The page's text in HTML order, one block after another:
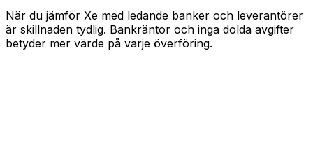
När du jämför Xe med ledande banker och leverantörer
är skillnaden tydlig. Bankräntor och inga dolda avgifter
betyder mer värde på varje överföring.